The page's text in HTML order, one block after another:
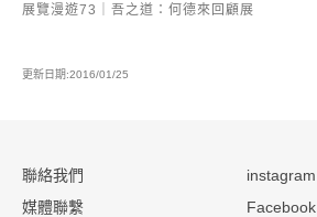
展覽漫遊73｜吾之道：何德來回顧展
更新日期:2016/01/25
聯絡我們
媒體聯繫
instagram
Facebook